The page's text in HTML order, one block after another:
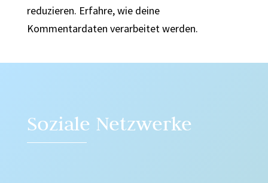
reduzieren. Erfahre, wie deine
Kommentardaten verarbeitet werden.
Soziale Netzwerke